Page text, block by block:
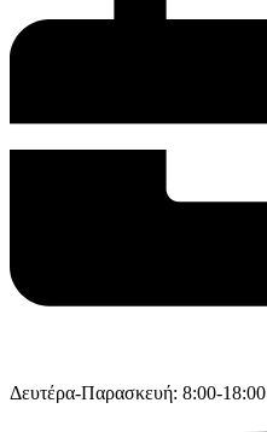
Δευτέρα-Παρασκευή: 8:00-18:00